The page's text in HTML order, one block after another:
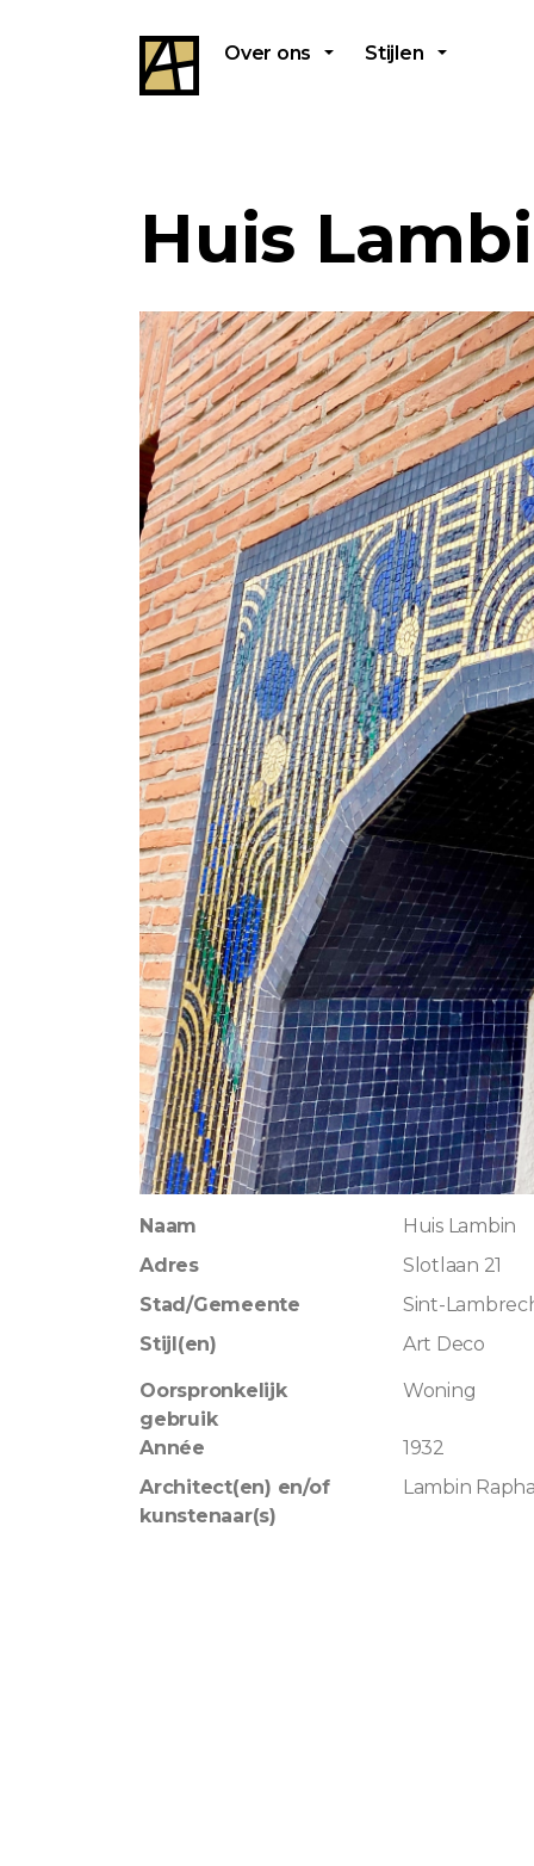
Over ons Stijlen
Huis
Naam
Huis Lambin
Adres
Slotlaan 21
Stad/Gemeente
Sint-
Stijl(en)
Art Deco
Oorspronkelijk
gebruik
Woning
Année
1932
Architect(en) en/of
kunstenaar(s)
Lambin